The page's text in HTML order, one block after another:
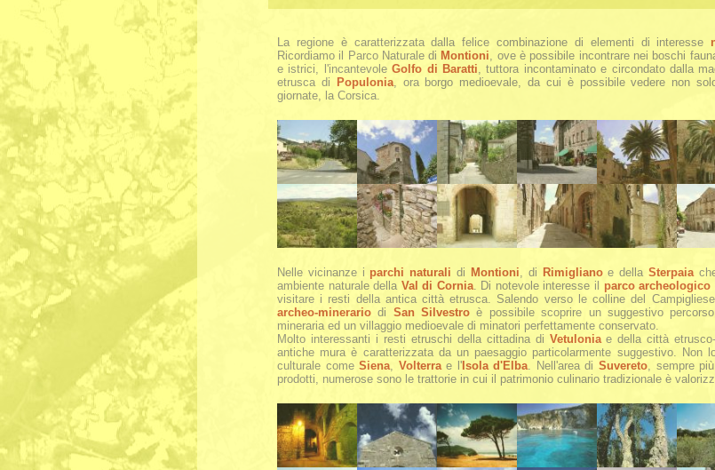
La regione è caratterizzata dalla felice combinazione di elementi di interesse
Ricordiamo il Parco Naturale di Montioni , ove è possibile incontrare nei boschi
e istrici, l'incantevoleGolfo di Baratti , tuttora incontaminato e circondato dalla
etrusca di Populonia, ora borgo medioevale, da cui è possibile vedere non
giornate, la Corsica.
Nelle vicinanze i parchi naturali di Montioni , di Rimiglianoe dellaSterpaia
ambiente naturale della Val di Cornia. Di notevole interesse il parco archeologico
visitare i resti della antica città etrusca. Salendo verso le colline del
archeo-minerario di San Silvestro è possibile scoprire un suggestivo
mineraria ed un villaggio medioevale di minatori perfettamente conservato.
Molto interessanti i resti etruschi della cittadina di Vetuloniae della città
antiche mura è caratterizzata da un paesaggio particolarmente suggestivo. Non
culturale comeSiena Volterrae l'Isola d'Elba . Nell'area di Suvereto , sempre
prodotti, numerose sono le trattorie in cui il patrimonio culinario tradizionale è